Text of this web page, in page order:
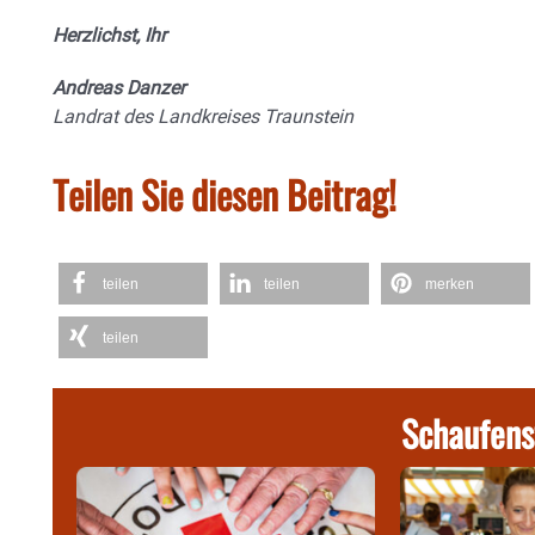
Herzlichst, Ihr
Andreas Danzer
Landrat des Landkreises Traunstein
Teilen Sie diesen Beitrag!
teilen teilen merken
teilen